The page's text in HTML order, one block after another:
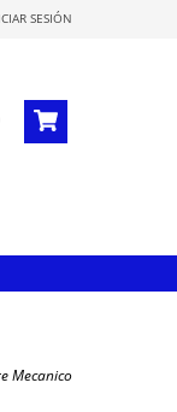
SESIÓN
Mecanico